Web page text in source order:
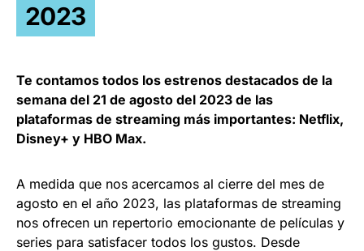
2023
Te contamos todos los estrenos destacados de la
semana del 21 de agosto del 2023 de las
plataformas de streaming más importantes: Netflix,
Disney+ y HBO Max.
A medida que nos acercamos al cierre del mes de
agosto en el año 2023, las plataformas de streaming
nos ofrecen un repertorio emocionante de películas y
series para satisfacer todos los gustos. Desde